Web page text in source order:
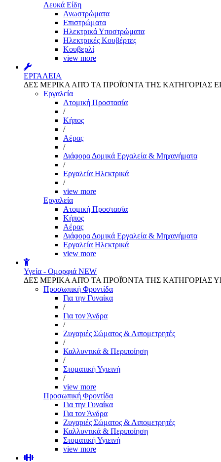
Λευκά Είδη
Ανωστρώματα
Επιστρώματα
Ηλεκτρικά Υποστρώματα
Ηλεκτρικές Κουβέρτες
Κουβερλί
view more
ΕΡΓΑΛΕΙΑ
ΔΕΣ ΜΕΡΙΚΑ ΑΠΌ ΤΑ ΠΡΟΪΌΝΤΑ ΤΗΣ ΚΑΤΗΓΟΡΙΑΣ
Εργαλεία
Aτομική Προστασία
/
Kήπος
/
Αέρας
/
Διάφορα Δομικά Εργαλεία & Μηχανήματα
/
Εργαλεία Ηλεκτρικά
/
view more
Εργαλεία
Aτομική Προστασία
Kήπος
Αέρας
Διάφορα Δομικά Εργαλεία & Μηχανήματα
Εργαλεία Ηλεκτρικά
view more
Υγεία - Ομορφιά NEW
ΔΕΣ ΜΕΡΙΚΑ ΑΠΌ ΤΑ ΠΡΟΪΌΝΤΑ ΤΗΣ ΚΑΤΗΓΟΡΙΑΣ
Προσωπική Φροντίδα
Για την Γυναίκα
/
Για τον Άνδρα
/
Ζυγαριές Σώματος & Λιπομετρητές
/
Καλλυντικά & Περιποίηση
/
Στοματική Υγιεινή
/
view more
Προσωπική Φροντίδα
Για την Γυναίκα
Για τον Άνδρα
Ζυγαριές Σώματος & Λιπομετρητές
Καλλυντικά & Περιποίηση
Στοματική Υγιεινή
view more